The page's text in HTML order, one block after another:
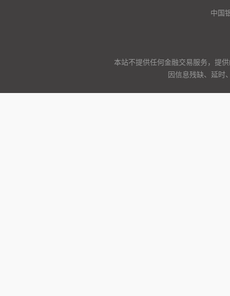
中国
本站不提供任何金融交易服务，提
因信息残缺、延时